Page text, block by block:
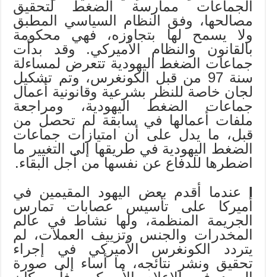
الجماعات ممارسة الضغط لتحقيق
مصالحها، وفق النظام السياسي المطبق
ولا يسمح لها بتجاوزه، فهي محكومة
بالقانون والنظام الأميركي. وقد بدأت
جماعات الضغط اليهودية تتعرض لمساءلة
سنة 97 من قبل الكونغرس، وتم تشكيل
لجان خاصة للنظر بشرعية وقانونية أعمال
جماعات الضغط اليهودية، ومراجعة
ملفات أعمالها في سابقة لم تحصل من
قبل، ما يدل على أن امتيازات جماعات
الضغط اليهودية في طريقها إلى التغيير ما
اضطرها للدفاع عن نفسها من أجل البقاء.
l عندما أقدم بعض اليهود المقيمين في
أميركا على تأسيس عصابات تمارس
الجريمة المنظمة، ولها نشاط في عالم
المخدرات والجنس وتزييف العملات، لم
يتردد الكونغرس الأميركي في إجراء
تحقيق ونشر نتائجه، ما أساء إلى صورة